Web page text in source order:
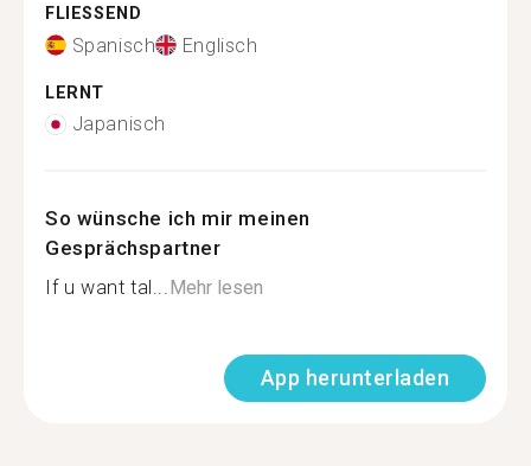
FLIESSEND
Spanisch Englisch
LERNT
Japanisch
So wünsche ich mir meinen
Gesprächspartner
If u want tal...Mehr lesen
App herunterladen